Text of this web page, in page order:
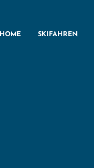
HOME SKIFAHREN